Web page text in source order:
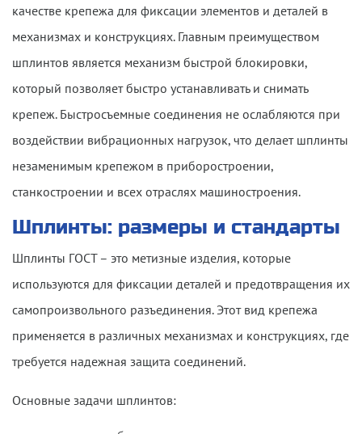
качестве крепежа для фиксации элементов и деталей в
механизмах и конструкциях. Главным преимуществом
шплинтов является механизм быстрой блокировки,
который позволяет быстро устанавливать и снимать
крепеж. Быстросъемные соединения не ослабляются при
воздействии вибрационных нагрузок, что делает шплинты
незаменимым крепежом в приборостроении,
станкостроении и всех отраслях машиностроения.
Шплинты: размеры и стандарты
Шплинты ГОСТ– это метизные изделия, которые
используются для фиксации деталей и предотвращения их
самопроизвольного разъединения. Этот вид крепежа
применяется в различных механизмах и конструкциях, где
требуется надежная защита соединений.
Основные задачи шплинтов: